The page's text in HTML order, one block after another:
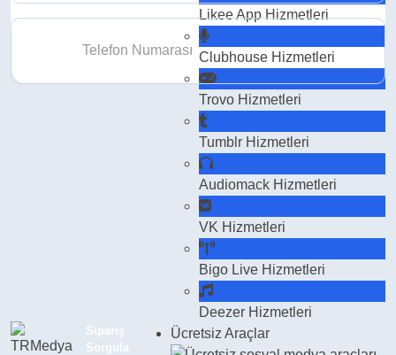
Sipariş
Sorgula
Likee AppHizmetleri
Clubhouse Hizmetleri
Trovo Hizmetleri
Tumblr Hizmetleri
Audiomack Hizmetleri
VK Hizmetleri
Bigo Live Hizmetleri
Deezer Hizmetleri
Ücretsiz Araçlar